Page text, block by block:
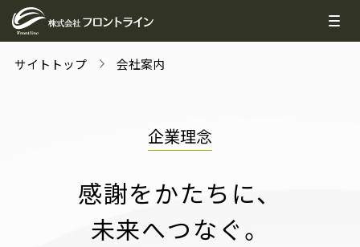
サイトトップ 会社案内
企業理念
感謝をかたち に、
未来へつな ぐ。